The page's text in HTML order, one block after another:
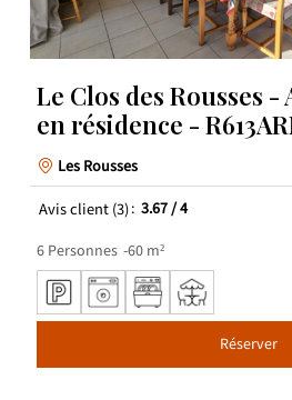
Le Clos des Rousses
en résidence -
Les Rousses
Avis client(3) 3.67/ 4
6 Personnes 60 m²
Réserver